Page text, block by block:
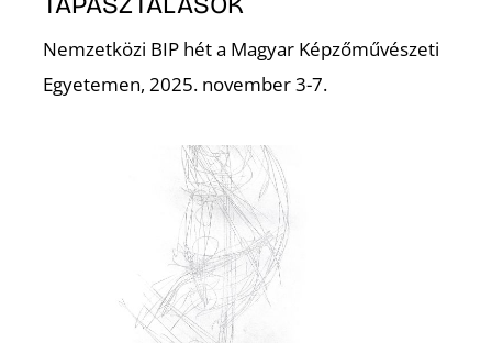
Nemzetközi BIP hét a Magyar Képzőművészeti
Egyetemen, 2025. november 3-7.